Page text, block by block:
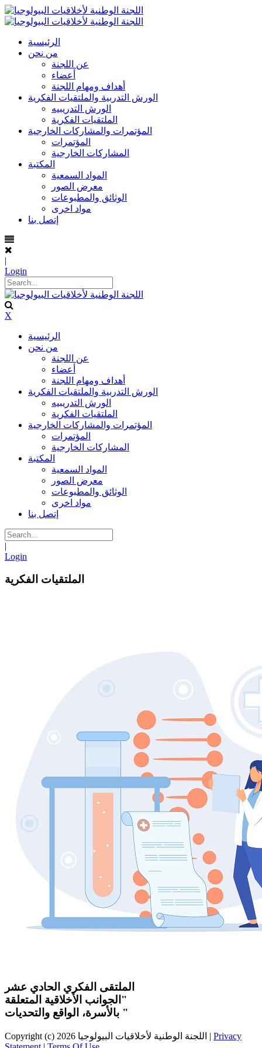
الرئيسية
من نحن
عن اللجنة
أعضاء
أهداف ومهام اللجنة
الورش التدربية والملتقيات الفكرية
الورش التدريبيه
الملتقيات الفكرية
المؤتمرات والمشاركات الخارجية
المؤتمرات
المشاركات الخارجية
المكتبة
المواد السمعية
معرض الصور
الوثائق والمطبوعات
مواد اخرى
إتصل بنا
|
Login
X
الرئيسية
من نحن
عن اللجنة
أعضاء
أهداف ومهام اللجنة
الورش التدربية والملتقيات الفكرية
الورش التدريبيه
الملتقيات الفكرية
المؤتمرات والمشاركات الخارجية
المؤتمرات
المشاركات الخارجية
المكتبة
المواد السمعية
معرض الصور
الوثائق والمطبوعات
مواد اخرى
إتصل بنا
|
Login
الملتقيات الفكرية
الملتقى الفكري الحادي عشر
"الجوانب الأخلاقية المتعلقة
بالأسرة، الواقع والتحديات "
| Privacy